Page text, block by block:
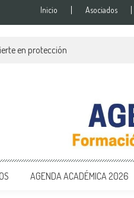
Inicio Asociados
en protección
de
Mejora de las Condiciones de Protección
AGENDA ACADÉMICA 2026